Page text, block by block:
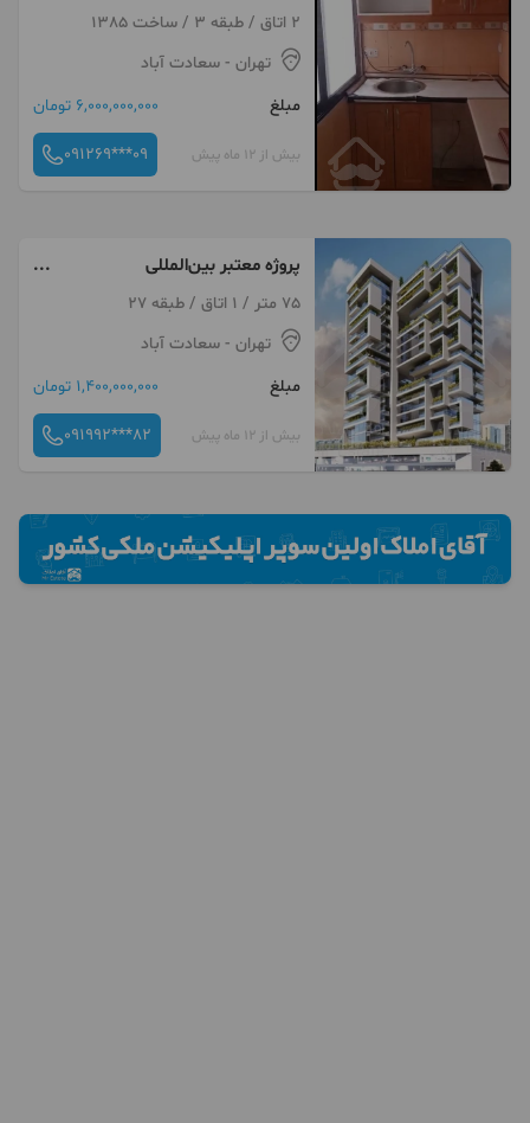
2 اتاق / طبقه 3 / ساخت 1385
تهران - سعادت آباد
مبلغ
6,000,000,000 تومان
بیش از 12 ماه پیش 091269***09
پروژه معتبر بین‌المللی
بیسموت/(BISMOTH)/شاهکاری
دیگر از فرزاد دلیری
75 متر / 1 اتاق / طبقه 27
تهران - سعادت آباد
مبلغ
1,400,000,000 تومان
بیش از 12 ماه پیش 091992***82